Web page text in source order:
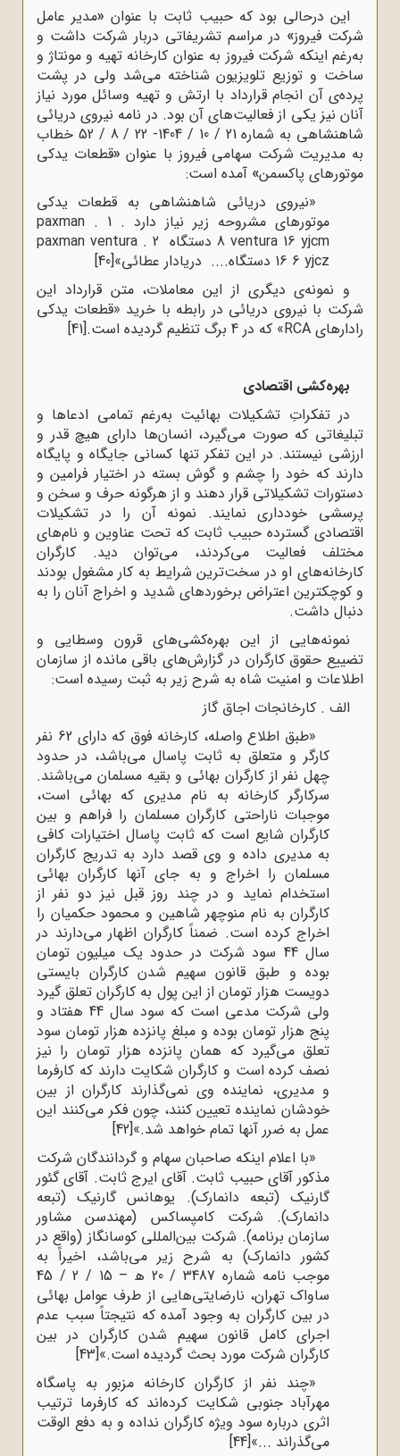
این درحالی بود که حبیب ثابت با عنوان «مدیر عامل
شرکت فیروز» در مراسم تشریفاتی دربار شرکت داشت و
به‌رغم اینکه شرکت فیروز به عنوان کارخانه تهیه و مونتاژ و
ساخت و توزیع تلویزیون شناخته می‌شد ولی در پشت
پرده‌ی آن انجام قرارداد با ارتش و تهیه وسائل مورد نیاز
آنان نیز یکی از فعالیت‌های آن بود. در نامه نیروی دریائی
شاهنشاهی به شماره 21 / 10 / 1404- 22 / 8 / 52 خطاب
به مدیریت شرکت سهامی فیروز با عنوان «قطعات یدکی
موتورهای پاکسمن» آمده است:
«نیروی دریائی شاهنشاهی به قطعات یدکی
موتورهای مشروحه زیر نیاز دارد . 1 .
paxman
ventura 16 yjcm8 دستگاه 2 .
paxman ventura
6 yjcz
[40]
و نمونه‌ی دیگری از این معاملات، متن قرارداد این
شرکت با نیروی دریائی در رابطه با خرید «قطعات یدکی
رادارهای RCA» که در 4 برگ تنظیم گردیده است. [41]
بهره‌کشی اقتصادی
در تفکراتِ تشکیلات بهائیت به‌رغم تمامی ادعاها و
تبلیغاتی که صورت می‌گیرد، انسان‌ها دارای هیچ قدر و
ارزشی نیستند. در این تفکر تنها کسانی جایگاه و پایگاه
دارند که خود را چشم و گوش بسته در اختیار فرامین و
دستورات تشکیلاتی قرار دهند و از هرگونه حرف و سخن و
پرسشی خودداری نمایند. نمونه آن را در تشکیلات
اقتصادی گسترده حبیب ثابت که تحت عناوین و نام‌های
مختلف فعالیت می‌کردند، می‌توان دید. کارگران
کارخانه‌های او در سخت‌ترین شرایط به کار مشغول بودند
و کوچکترین اعتراض برخوردهای شدید و اخراج آنان را به
دنبال داشت.
نمونه‌هایی از این بهره‌کشی‌های قرون وسطایی و
تضییع حقوق کارگران در گزارش‌های باقی مانده از سازمان
اطلاعات و امنیت شاه به شرح زیر به ثبت رسیده است:
الف . کارخانجات اجاق گاز
«طبق اطلاع واصله، کارخانه فوق که دارای 62 نفر
کارگر و متعلق به ثابت پاسال می‌باشد، در حدود
چهل نفر از کارگران بهائی و بقیه مسلمان می‌باشند.
سرکارگر کارخانه به نام مدیری که بهائی است،
موجبات ناراحتی کارگران مسلمان را فراهم و بین
کارگران شایع است که ثابت پاسال اختیارات کافی
به مدیری داده و وی قصد دارد به تدریج کارگران
مسلمان را اخراج و به جای آنها کارگران بهائی
استخدام نماید و در چند روز قبل نیز دو نفر از
کارگران به نام منوچهر شاهین و محمود حکمیان را
اخراج کرده است. ضمناً کارگران اظهار می‌دارند در
سال 44 سود شرکت در حدود یک میلیون تومان
بوده و طبق قانون سهیم شدن کارگران بایستی
دویست هزار تومان از این پول به کارگران تعلق گیرد
ولی شرکت مدعی است که سود سال 44 هفتاد و
پنج هزار تومان بوده و مبلغ پانزده هزار تومان سود
تعلق می‌گیرد که همان پانزده هزار تومان را نیز
نصف کرده است و کارگران شکایت دارند که کارفرما
و مدیری، نماینده وی نمی‌گذارند کارگران از بین
خودشان نماینده تعیین کنند، چون فکر می‌کنند این
عمل به ضرر آنها تمام خواهد شد.»[42]
«با اعلام اینکه صاحبان سهام و گردانندگان شرکت
مذکور آقای حبیب ثابت. آقای ایرج ثابت. آقای گئور
گارنیک (تبعه دانمارک). یوهانس گارنیک (تبعه
دانمارک). شرکت کامپساکس (مهندسن مشاور
سازمان برنامه). شرکت بین‌المللی کوسانگاز (واقع در
کشور دانمارک) به شرح زیر می‌باشد، اخیراً به
موجب نامه شماره 3487 / 20 ﻫ – 15 / 2 / 45
ساواک تهران، نارضایتی‌هایی از طرف عوامل بهائی
در بین کارگران به وجود آمده که نتیجتاً سبب عدم
اجرای کامل قانون سهیم شدن کارگران در بین
کارگران شرکت مورد بحث گردیده است.»[43]
«چند نفر از کارگران کارخانه مزبور به پاسگاه
مهرآباد جنوبی شکایت کرده‌اند که کارفرما ترتیب
اثری درباره سود ویژه کارگران نداده و به دفع الوقت
می‌گذراند ...»[44]